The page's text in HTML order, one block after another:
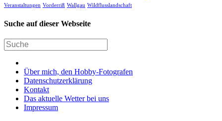
Veranstaltungen Vorderriß Wallgau Wildflusslandschaft
Suche auf dieser Webseite
Über mich, den Hobby-Fotografen
Datenschutzerklärung
Kontakt
Das aktuelle Wetter bei uns
Impressum